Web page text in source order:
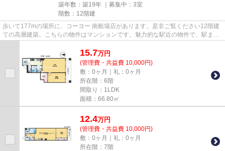
築年数：築19年 ｜募集中： 3室
階数：12階建
歩いて177mの場所に、コーヨー 南船場店があります。是非ご覧ください12階建
ての高層建築。こちらの物件はマンションです。魅力的な駅近の物件で、駅まで
15.7万円
(管理費・共益費 10,000円)
敷：0ヶ月｜礼：0ヶ月
所在階：6階
間取り：1LDK
面積：66.80㎡
12.4万円
(管理費・共益費 10,000円)
敷：0ヶ月｜礼：0ヶ月
所在階：7階